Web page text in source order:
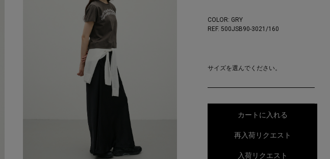
COLOR: GRY
REF. 500JSB90-3021/160
サイズを選んでください。
カートに入れる
再入荷リクエスト
入荷リクエスト